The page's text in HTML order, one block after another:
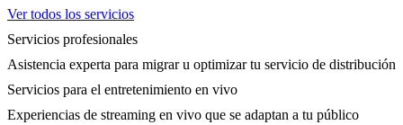
Ver todos los servicios
Servicios profesionales
Asistencia experta para migrar u optimizar tu servicio de distribución
Servicios para el entretenimiento en vivo
Experiencias de streaming en vivo que se adaptan a tu público